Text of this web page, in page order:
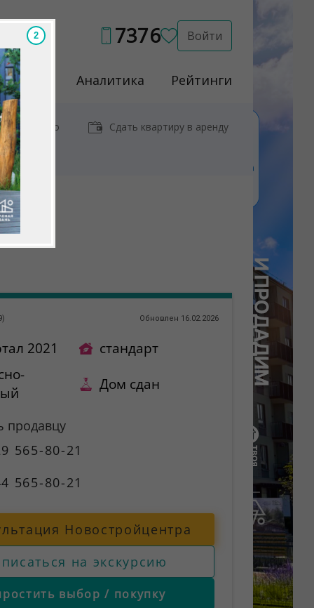
7376 Войти
Услуги Аналитика Рейтинги
у метро Сдать квартиру в аренду
) Обновлен 16.02.2026
2021
стандарт
Дом сдан
продавцу
565-80-21
565-80-21
Новостройцентра
на экскурсию
выбор / покупку